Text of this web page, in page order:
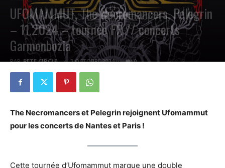
UFOMAMMUT, The Necromancers, Pelegrin
– 11.2024 – tournée FR // concerts
Garmonbozia
PAR PETE CIRCLE 3 OCTOBRE 2024 0
The Necromancers et Pelegrin rejoignent Ufomammut
pour les concerts de Nantes et Paris !
Cette tournée d’Ufomammut marque une double